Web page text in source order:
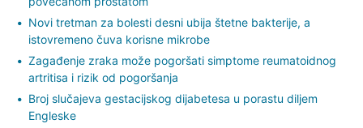
Novi tretman za bolesti desni ubija štetne bakterije, a
istovremeno čuva korisne mikrobe
Zagađenje zraka može pogoršati simptome reumatoidnog
artritisa i rizik od pogoršanja
Broj slučajeva gestacijskog dijabetesa u porastu diljem
Engleske